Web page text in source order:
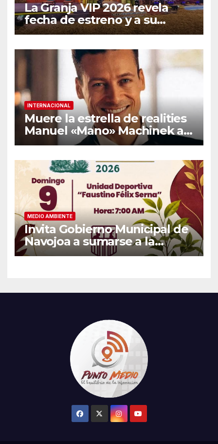
La Granja VIP 2026 revela
fecha de estreno y a su
primer famoso confirmado
INTERNACIONAL
Muere la estrella de realities
Manuel «Mano» Machinek a
los 37 años
MEDIO AMBIENTE
Invita Gobierno Municipal de
Navojoa a sumarse a la
Jornada Nacional de